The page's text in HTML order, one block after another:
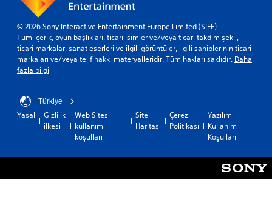
© 2026 Sony Interactive Entertainment Europe Limited (SIEE)
Tüm içerik, oyun başlıkları, ticari isimler ve/veya ticari takdim şekli,
ticari markalar, sanat eserleri ve ilgili görüntüler, ilgili sahiplerinin ticari
markaları ve/veya telif hakkı materyalleridir. Tüm hakları saklıdır. Daha
fazla bilgi
Türkiye
Yasal
Gizlilik
ilkesi
Web Sitesi
kullanım
koşulları
Site
Haritası
Çerez
Politikası
Yazılım
Kullanım
Koşulları